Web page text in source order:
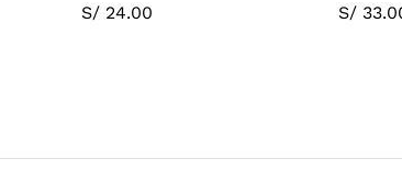
S/ 24.00 S/